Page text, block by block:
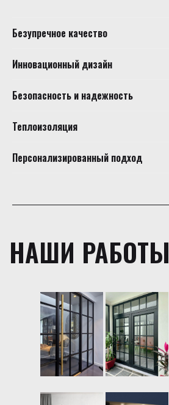
Безупречное качество
Инновационный дизайн
Безопасность и надежность
Теплоизоляция
Персонализированный подход
НАШИ РАБОТЫ